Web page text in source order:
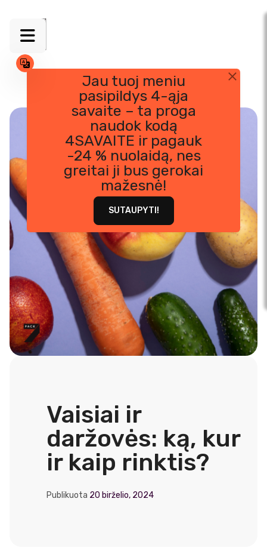
Jau tuoj meniu
pasipildys 4-ąja
savaite – ta proga
naudok kodą
4SAVAITE ir pagauk
-24 % nuolaidą, nes
greitai ji bus gerokai
mažesnė!
SUTAUPYTI!
Vaisiai ir
daržovės: ką, kur
ir kaip rinktis?
Publikuota 20 birželio, 2024